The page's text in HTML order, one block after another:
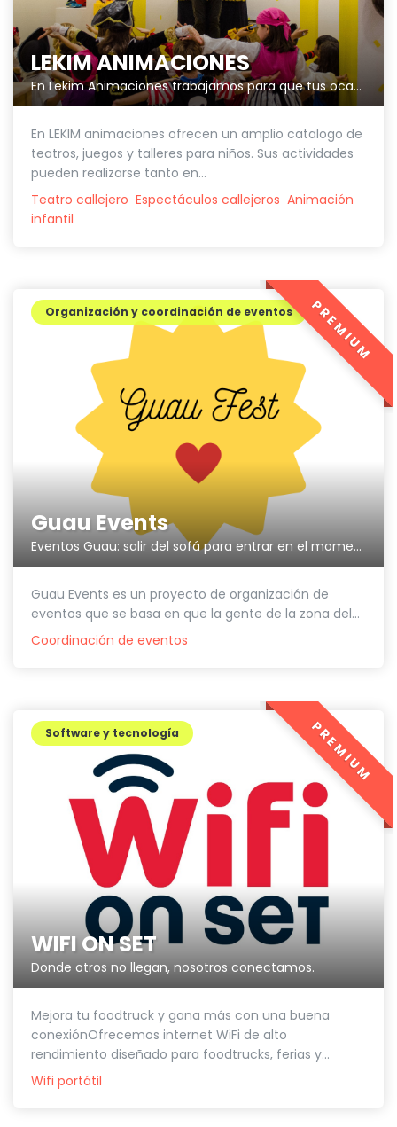
LEKIM ANIMACIONES
En Lekim Animaciones trabajamos para que tus ocasiones especiales sean únicas.
En LEKIM animaciones ofrecen un amplio catalogo de
teatros, juegos y talleres para niños. Sus actividades
pueden realizarse tanto en...
Teatro callejero Espectáculos callejeros Animación
infantil
Guau Events
Eventos Guau: salir del sofá para entrar en el momento
Organización y coordinación de eventos
Guau Events es un proyecto de organización de
eventos que se basa en que la gente de la zona del...
Coordinación de eventos
PREMIUM
WIFI ON SET
Donde otros no llegan, nosotros conectamos.
Software y tecnología
Mejora tu foodtruck y gana más con una buena
conexiónOfrecemos internet WiFi de alto
rendimiento diseñado para foodtrucks, ferias y...
Wifi portátil
PREMIUM